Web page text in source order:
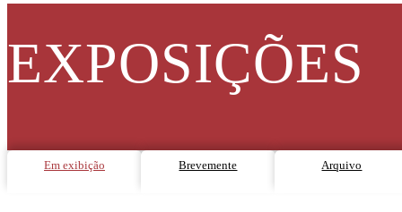
EXPOSIÇÕES
Em exibição Brevemente Arquivo